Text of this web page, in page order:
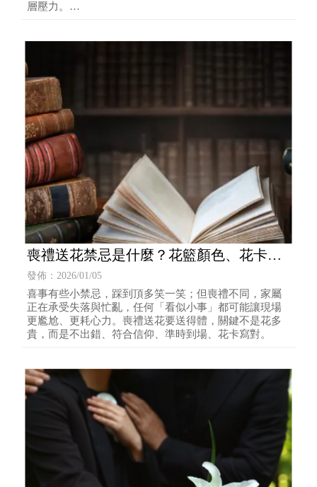
層壓力。
喪禮送花禁忌是什麼？花籃顏色、花卡寫
法、送達時間與規格一次搞懂
發佈：2026/01/05
喜事有些小禁忌，踩到頂多笑一笑；但喪禮不同，家屬
正在承受失落與忙亂，任何「看似小事」都可能讓現場
更尷尬、更耗心力。喪禮送花要送得體，關鍵不是花多
貴，而是不出錯、符合信仰、準時到場、花卡寫對。